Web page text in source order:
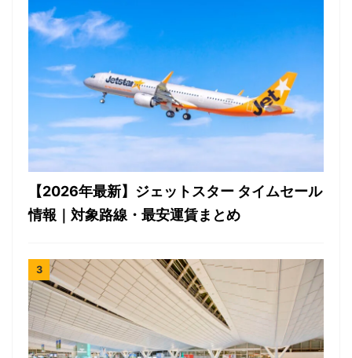
【2026年最新】ジェットスター タイムセール
情報｜対象路線・最安運賃まとめ